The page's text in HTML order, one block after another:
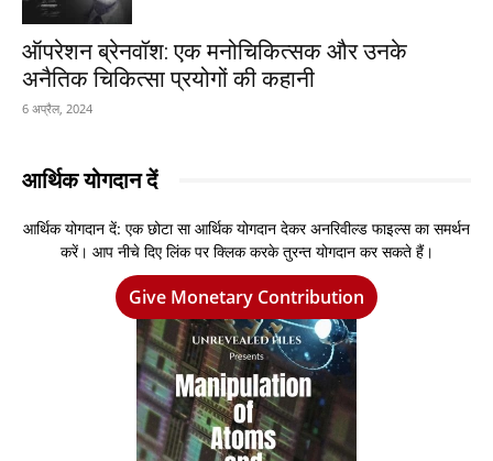
ऑपरेशन ब्रेनवॉश: एक मनोचिकित्सक और उनके
अनैतिक चिकित्सा प्रयोगों की कहानी
6 अप्रैल, 2024
आर्थिक योगदान दें
आर्थिक योगदान दें: एक छोटा सा आर्थिक योगदान देकर अनरिवील्ड फाइल्स का समर्थन
करें। आप नीचे दिए लिंक पर क्लिक करके तुरन्त योगदान कर सकते हैं।
Give Monetary Contribution